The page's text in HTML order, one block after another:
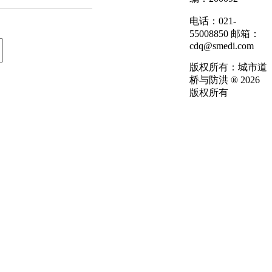
电话：021-
55008850 邮箱：
cdq@smedi.com
版权所有：城市道
桥与防洪 ® 2026
版权所有